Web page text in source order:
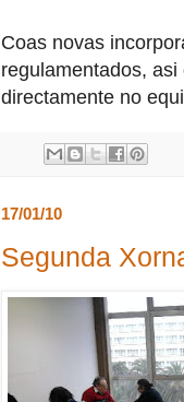
Coas novas
regulamentados,
directamente no
17/01/10
Segunda